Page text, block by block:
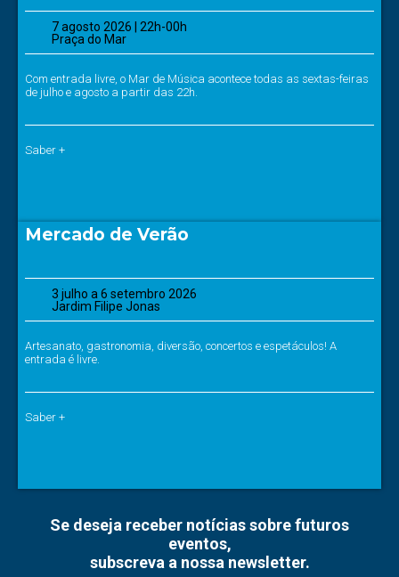
7 agosto 2026 | 22h-00h
Praça do Mar
Com entrada livre, o Mar de Música acontece todas as sextas-feiras
de julho e agosto a partir das 22h.
Saber +
Mercado de Verão
3 julho a 6 setembro 2026
Jardim Filipe Jonas
Artesanato, gastronomia, diversão, concertos e espetáculos! A
entrada é livre.
Saber +
Se deseja receber notícias sobre futuros
eventos,
subscreva a nossa newsletter.